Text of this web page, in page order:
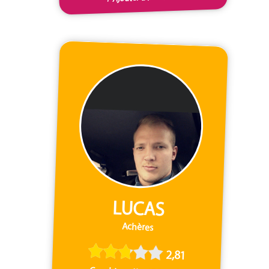
LUCAS
Achères
2,81